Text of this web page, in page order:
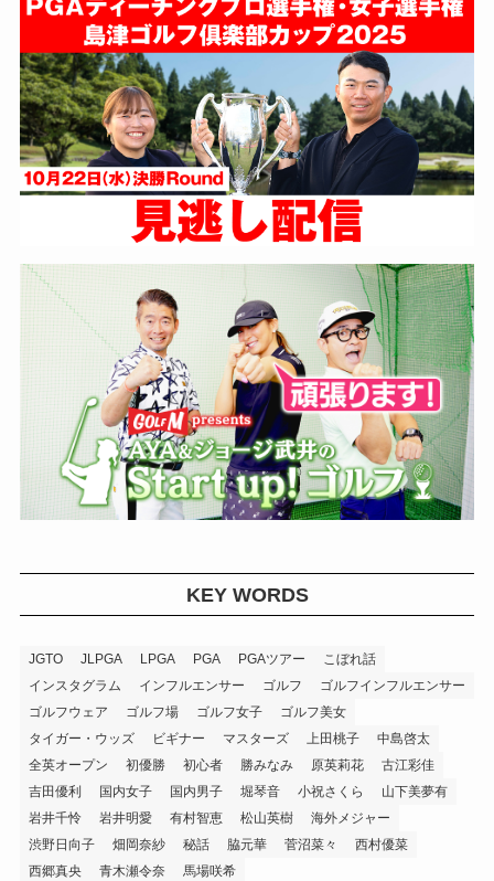
KEY WORDS
JGTO JLPGA LPGA PGA PGAツアー
こぼれ話
インスタグラム
インフルエンサー ゴルフ
ゴルフインフルエンサー
ゴルフウェア
ゴルフ場 ゴルフ女子
ゴルフ美女
タイガー・ウッズ
ビギナー マスターズ 上田桃子
中島啓太
全英オープン
初優勝 初心者 勝みなみ 原英莉花
古江彩佳
吉田優利
国内女子 国内男子 堀琴音 小祝さくら
山下美夢有
岩井千怜
岩井明愛 有村智恵 松山英樹
海外メジャー
渋野日向子
畑岡奈紗 秘話 脇元華 菅沼菜々
西村優菜
西郷真央
青木瀬令奈 馬場咲希